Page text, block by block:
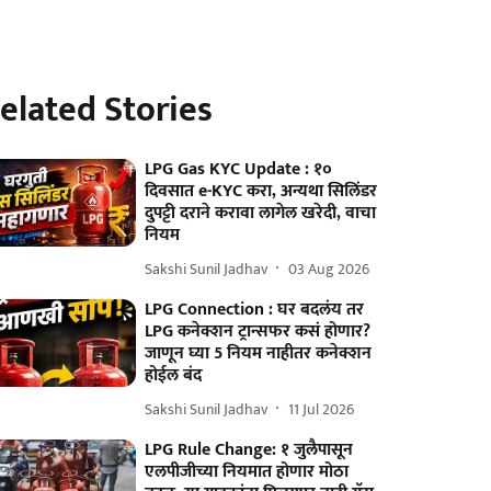
Stories
LPG Gas KYC Update : १०
दिवसात e-KYC करा, अन्यथा सिलिंडर
दुपट्टी दराने करावा लागेल खरेदी, वाचा
नियम
Sakshi Sunil Jadhav 03 Aug 2026
LPG Connection : घर बदलंय तर
LPG कनेक्शन ट्रान्सफर कसं होणार?
जाणून घ्या 5 नियम नाहीतर कनेक्शन
होईल बंद
Sakshi Sunil Jadhav 11 Jul 2026
LPG Rule Change: १ जुलैपासून
एलपीजीच्या नियमात होणार मोठा